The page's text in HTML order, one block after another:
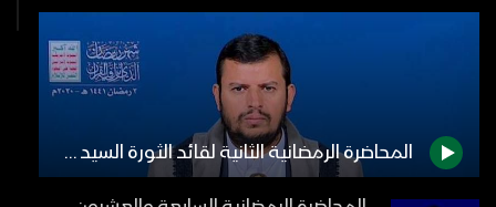
المحاضرة الرمضانية الثانية لقائد الثورة السيد عبدالملك بدرالدين الحوثي 1441هـ